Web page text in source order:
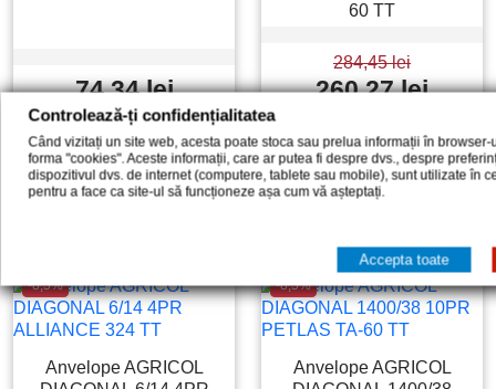
74,34 lei
În stoc: 12
 
60 TT
260,27 lei
284,45 lei
 
-8,5%
Anvelope AGRICOL
-8,5%
Anvelope AGRICOL
Controlează-ți confidențialitatea
Când vizitați un site web, acesta poate stoca sau prelua informații în browser-
forma "cookies". Aceste informații, care ar putea fi despre dvs., despre
dispozitivul dvs. de internet (computere, tablete sau mobile), sunt utilizate în
pentru a face ca site-ul să funcționeze așa cum vă așteptați.
Accepta toate